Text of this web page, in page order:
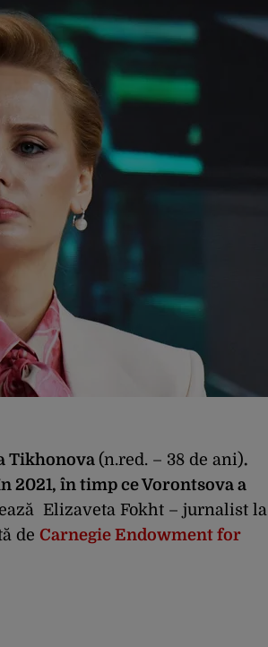
Tikhonova(n.red. – 38 de ani).
2021, în timp ce Vorontsova a
Elizaveta Fokht – jurnalist la
de Carnegie Endowment for